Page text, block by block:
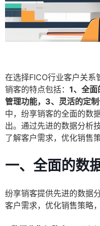
在选择FICO行业客户关系
销客的特点包括： 1、全
管理功能，3、灵活的定
中，纷享销客的全面的数
出。通过先进的数据分析
了解客户需求，优化销售
一、全面的数
纷享销客提供先进的数据
客户需求，优化销售策略